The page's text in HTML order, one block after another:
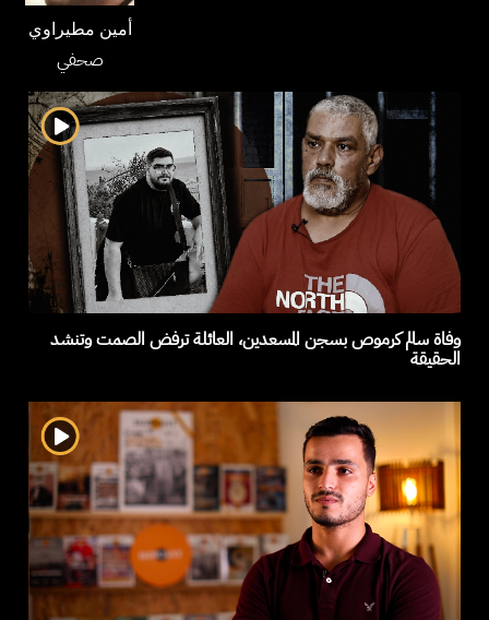
أمين مطيراوي
صحفي
وفاة سالم كرموص بسجن المسعدين، العائلة ترفض الصمت وتنشد
الحقيقة